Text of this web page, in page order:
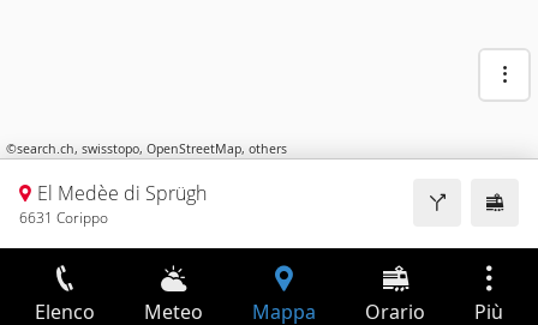
©search.ch, swisstopo, OpenStreetMap, others
El Medèe di Sprügh
6631 Corippo
Elenco Meteo Mappa Orario Più